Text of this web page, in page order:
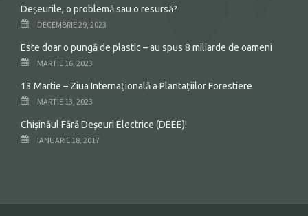
Deșeurile, o problemă sau o resursă?
DECEMBRIE 29, 2023
Este doar o pungă de plastic – au spus 8 miliarde de oameni
MARTIE 16, 2023
13 Martie – Ziua Internațională a Plantațiilor Forestiere
MARTIE 13, 2023
Chișinăul Fără Deșeuri Electrice (DEEE)!
IANUARIE 18, 2017